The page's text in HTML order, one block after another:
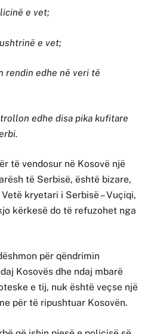
e vet;
e vet;
rendin edhe në veri të
edhe disa pika kufitare
të vendosur në Kosovë një
të Serbisë, është bizare,
kryetari i Serbisë – Vuçiqi,
kërkesë do të refuzohet nga
për qëndrimin
Kosovës dhe ndaj mbarë
e tij, nuk është veçse një
për të ripushtuar Kosovën.